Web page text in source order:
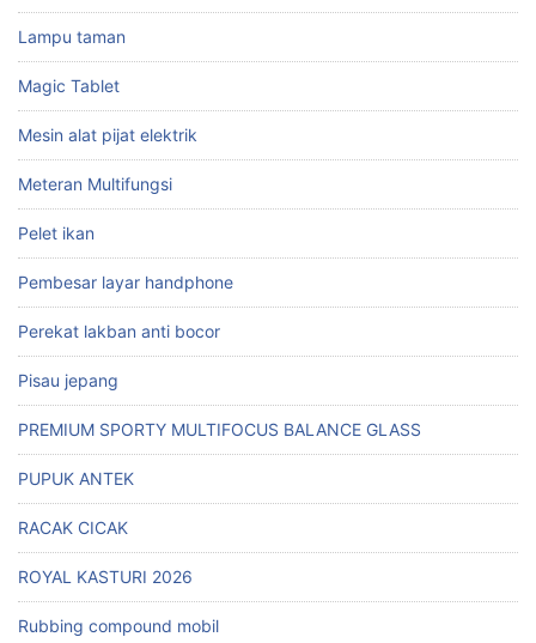
Lampu taman
Magic Tablet
Mesin alat pijat elektrik
Meteran Multifungsi
Pelet ikan
Pembesar layar handphone
Perekat lakban anti bocor
Pisau jepang
PREMIUM SPORTY MULTIFOCUS BALANCE GLASS
PUPUK ANTEK
RACAK CICAK
ROYAL KASTURI 2026
Rubbing compound mobil